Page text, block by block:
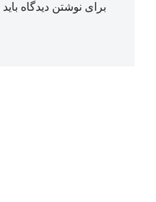
برای نوشتن دیدگاه باید